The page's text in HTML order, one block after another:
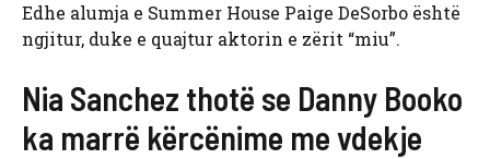
Edhe alumja e Summer House Paige DeSorbo është
ngjitur, duke e quajtur aktorin e zërit “miu”.
Nia Sanchez thotë se Danny Booko
ka marrë kërcënime me vdekje